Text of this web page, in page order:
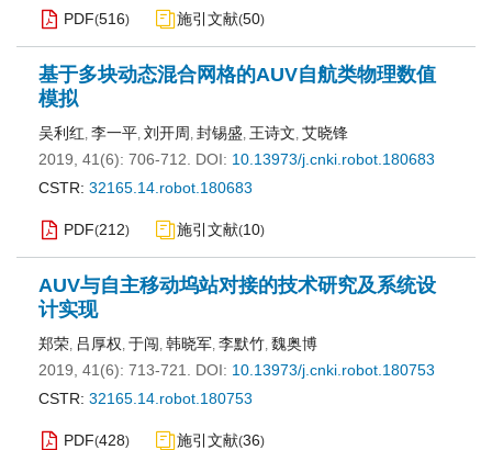
PDF(516) 施引文献(50)
基于多块动态混合网格的AUV自航类物理数值
模拟
吴利红, 李一平, 刘开周 , 封锡盛, 王诗文, 艾晓锋
2019, 41(6): 706-712.
DOI: 10.13973/j.cnki.robot.180683
CSTR: 32165.14.robot.180683
PDF(212) 施引文献(10)
AUV与自主移动坞站对接的技术研究及系统设
计实现
郑荣, 吕厚权, 于闯, 韩晓军, 李默竹, 魏奥博
2019, 41(6): 713-721.
DOI: 10.13973/j.cnki.robot.180753
CSTR: 32165.14.robot.180753
PDF(428) 施引文献(36)